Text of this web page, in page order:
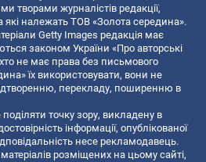
творами журналістів редакції,
які належать ТОВ «Золота середина».
Getty Images редакція має
законом України «Про авторські
не має права без письмового
їх використовувати, вони не
перекладу, поширенню в
точку зору, викладену в
інформації, опублікованої
несе рекламодавець.
розміщених на цьому сайті,